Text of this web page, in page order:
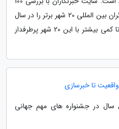
شهر برتر از نظر تعداد ورود گردشگران بین المللی 20 شهر برتر را در سال
2021 برای شما لیست کرده است تا کمی بیشتر با این 20 شهر پرطرفدار
تا خبرسازی
در جشنواره های مهم جهانی